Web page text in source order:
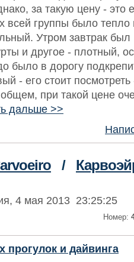
за такую цену - это
всей группы было тепло
Утром завтрак был
и другое - плотный,
было в дорогу
- его стоит
при такой цене
дальше >>
/
4 мая 2013 23:25:25
Номер:
и дайвинга